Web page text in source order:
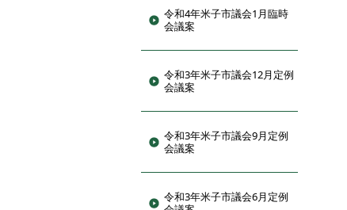
令和4年米子市議会1月臨時
会議案
令和3年米子市議会12月定例
会議案
令和3年米子市議会9月定例
会議案
令和3年米子市議会6月定例